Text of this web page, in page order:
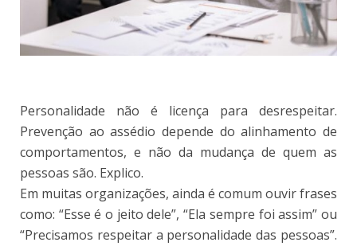
Personalidade não é licença para desrespeitar.
Prevenção ao assédio depende do alinhamento de
comportamentos, e não da mudança de quem as
pessoas são. Explico.
Em muitas organizações, ainda é comum ouvir frases
como: “Esse é o jeito dele”, “Ela sempre foi assim” ou
“Precisamos respeitar a personalidade das pessoas”.